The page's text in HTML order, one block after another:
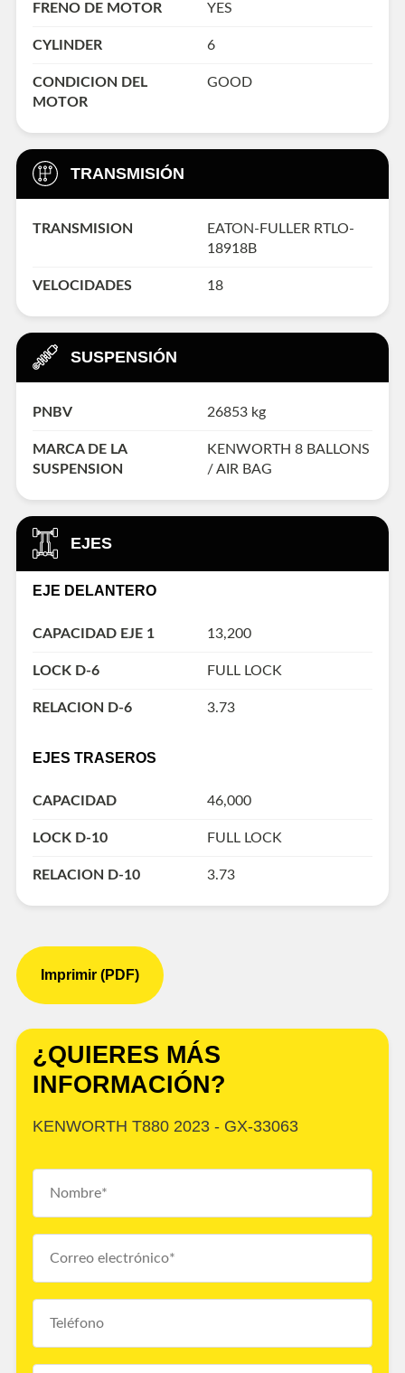
FRENO DE MOTOR YES
CYLINDER 6
CONDICION DEL
MOTOR
GOOD
TRANSMISIÓN
TRANSMISION
EATON-FULLER RTLO-
18918B
VELOCIDADES 18
SUSPENSIÓN
PNBV 26853 kg
MARCA DE LA
SUSPENSION
KENWORTH 8 BALLONS
/ AIR BAG
EJES
EJE DELANTERO
CAPACIDAD EJE 1 13,200
LOCK D-6 FULL LOCK
RELACION D-6 3.73
EJES TRASEROS
CAPACIDAD 46,000
LOCK D-10 FULL LOCK
RELACION D-10 3.73
Imprimir (PDF)
¿QUIERES MÁS
INFORMACIÓN?
KENWORTH T880 2023 - GX-33063